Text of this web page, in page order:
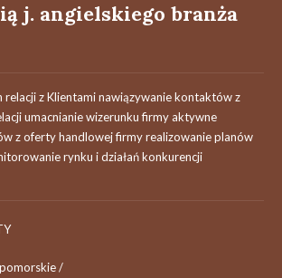
j. angielskiego branża
relacji z Klientami nawiązywanie kontaktów z
umacnianie wizerunku firmy aktywne
z oferty handlowej firmy realizowanie planów
rynku i działań konkurencji
/